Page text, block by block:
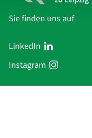
Sie finden uns auf
LinkedIn
Instagram